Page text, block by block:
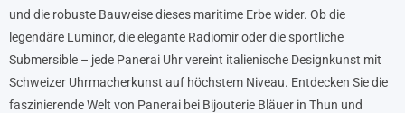
und die robuste Bauweise dieses maritime Erbe wider. Ob die
legendäre Luminor, die elegante Radiomir oder die sportliche
Submersible – jede Panerai Uhr vereint italienische Designkunst mit
Schweizer Uhrmacherkunst auf höchstem Niveau. Entdecken Sie die
faszinierende Welt von Panerai bei Bijouterie Bläuer in Thun und